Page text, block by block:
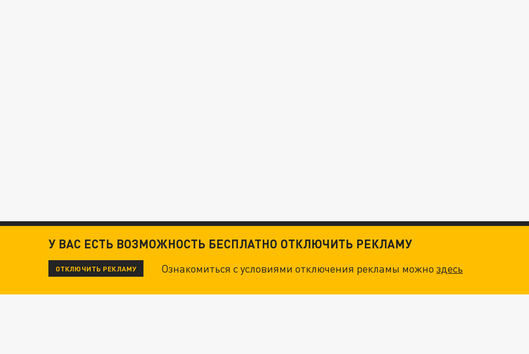
У ВАС ЕСТЬ ВОЗМОЖНОСТЬ БЕСПЛАТНО ОТКЛЮЧИТЬ РЕКЛАМУ
ОТКЛЮЧИТЬ РЕКЛАМУ Ознакомиться с условиями отключения рекламы можноздесь